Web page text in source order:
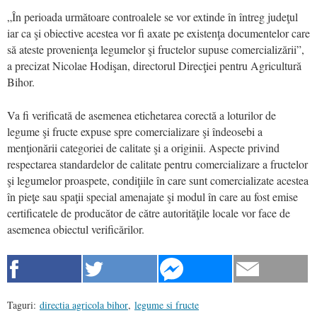
„În perioada următoare controalele se vor extinde în întreg judeţul
iar ca şi obiective acestea vor fi axate pe existenţa documentelor care
să ateste provenienţa legumelor şi fructelor supuse comercializării”,
a precizat Nicolae Hodişan, directorul Direcţiei pentru Agricultură
Bihor.
Va fi verificată de asemenea etichetarea corectă a loturilor de
legume şi fructe expuse spre comercializare şi îndeosebi a
menţionării categoriei de calitate şi a originii. Aspecte privind
respectarea standardelor de calitate pentru comercializare a fructelor
şi legumelor proaspete, condiţiile în care sunt comercializate acestea
în pieţe sau spaţii special amenajate şi modul în care au fost emise
certificatele de producător de către autorităţile locale vor face de
asemenea obiectul verificărilor.
Taguri: directia agricola bihor, legume si fructe